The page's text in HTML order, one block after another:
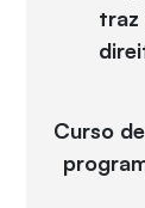
traz
Curso